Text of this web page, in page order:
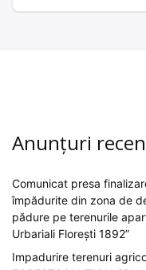
Anunțuri
Comunicat presa
împădurite din zona de
pădure pe terenurile
Urbariali Florești 1892”
Impadurire terenuri